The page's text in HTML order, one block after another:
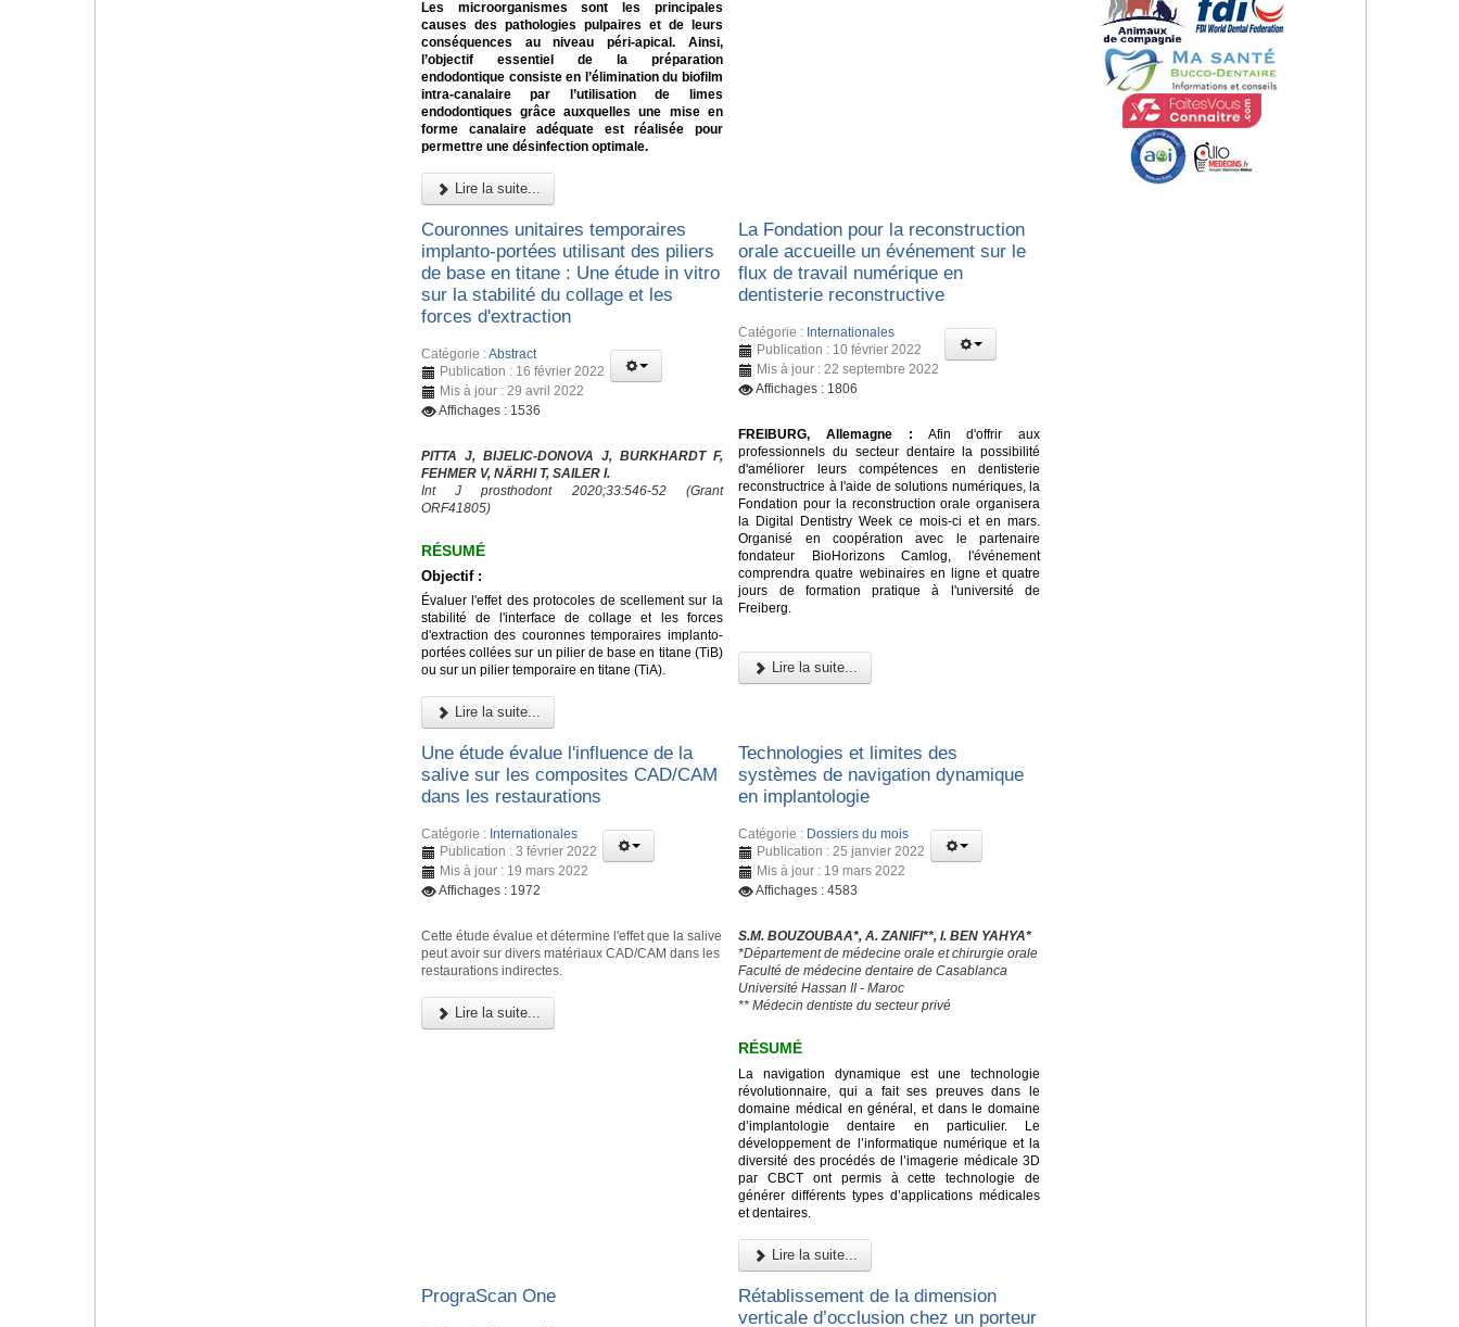
Les microorganismes sont les principales
causes des pathologies pulpaires et de leurs
conséquences au niveau péri-apical. Ainsi,
l’objectif essentiel de la préparation
endodontique consiste en l’élimination du biofilm
intra-canalaire par l’utilisation de limes
endodontiques grâce auxquelles une mise en
forme canalaire adéquate est réalisée pour
permettre une désinfection optimale.
Lire la suite...
Couronnes unitaires temporaires
implanto-portées utilisant des piliers
de base en titane : Une étude in vitro
sur la stabilité du collage et les
forces d'extraction
Catégorie :Abstract
Publication : 16 février 2022
Mis à jour : 29 avril 2022
Affichages : 1536
PITTA J, BIJELIC-DONOVA J, BURKHARDT F,
FEHMER V, NÄRHI T, SAILER I.
Int J prosthodont 2020;33:546-52 (Grant
ORF41805)
RÉSUMÉ
Objectif :
Évaluer l'effet des protocoles de scellement sur la
stabilité de l'interface de collage et les forces
d'extraction des couronnes temporaires implanto-
portées collées sur un pilier de base en titane (TiB)
ou sur un pilier temporaire en titane (TiA).
Lire la suite...
La Fondation pour la reconstruction
orale accueille un événement sur le
flux de travail numérique en
dentisterie reconstructive
Catégorie : Internationales
Publication : 10 février 2022
Mis à jour : 22 septembre 2022
Affichages : 1806
FREIBURG, Allemagne : Afin d'offrir aux
professionnels du secteur dentaire la possibilité
d'améliorer leurs compétences en dentisterie
reconstructrice à l'aide de solutions numériques, la
Fondation pour la reconstruction orale organisera
la Digital Dentistry Week ce mois-ci et en mars.
Organisé en coopération avec le partenaire
fondateur BioHorizons Camlog, l'événement
comprendra quatre webinaires en ligne et quatre
jours de formation pratique à l'université de
Freiberg.
Lire la suite...
Une étude évalue l'influence de la
salive sur les composites CAD/CAM
dans les restaurations
Catégorie : Internationales
Publication : 3 février 2022
Mis à jour : 19 mars 2022
Affichages : 1972
Cette étude évalue et détermine l'effet que la salive
peut avoir sur divers matériaux CAD/CAM dans les
restaurations indirectes.
Lire la suite...
Technologies et limites des
systèmes de navigation dynamique
en implantologie
Catégorie : Dossiers du mois
Publication : 25 janvier 2022
Mis à jour : 19 mars 2022
Affichages : 4583
S.M. BOUZOUBAA*, A. ZANIFI**, I. BEN YAHYA*
*Département de médecine orale et chirurgie orale
Faculté de médecine dentaire de Casablanca
Université Hassan II - Maroc
** Médecin dentiste du secteur privé
RÉSUMÉ
La navigation dynamique est une technologie
révolutionnaire, qui a fait ses preuves dans le
domaine médical en général, et dans le domaine
d’implantologie dentaire en particulier. Le
développement de l’informatique numérique et la
diversité des procédés de l’imagerie médicale 3D
par CBCT ont permis à cette technologie de
générer différents types d’applications médicales
et dentaires.
Lire la suite...
PrograScan One
Rétablissement de la dimension
verticale d’occlusion chez un porteur